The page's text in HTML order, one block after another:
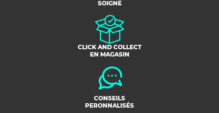
SOIGNÉ
CLICK AND COLLECT
EN MAGASIN
CONSEILS
PERONNALISÉS